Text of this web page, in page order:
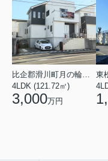
4LDK (121.72㎡)
3,000万円
東